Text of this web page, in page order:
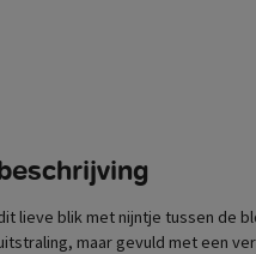
lieve blik met nijntje tussen de
maar gevuld met een